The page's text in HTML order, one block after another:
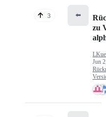
3 ⬅️
zu
Jun